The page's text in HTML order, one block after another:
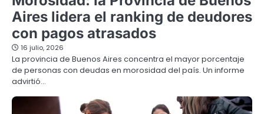
Aires lidera el ranking de deudores
con pagos atrasados
16 julio, 2026
La provincia de Buenos Aires concentra el mayor porcentaje
de personas con deudas en morosidad del país. Un informe
advirtió…